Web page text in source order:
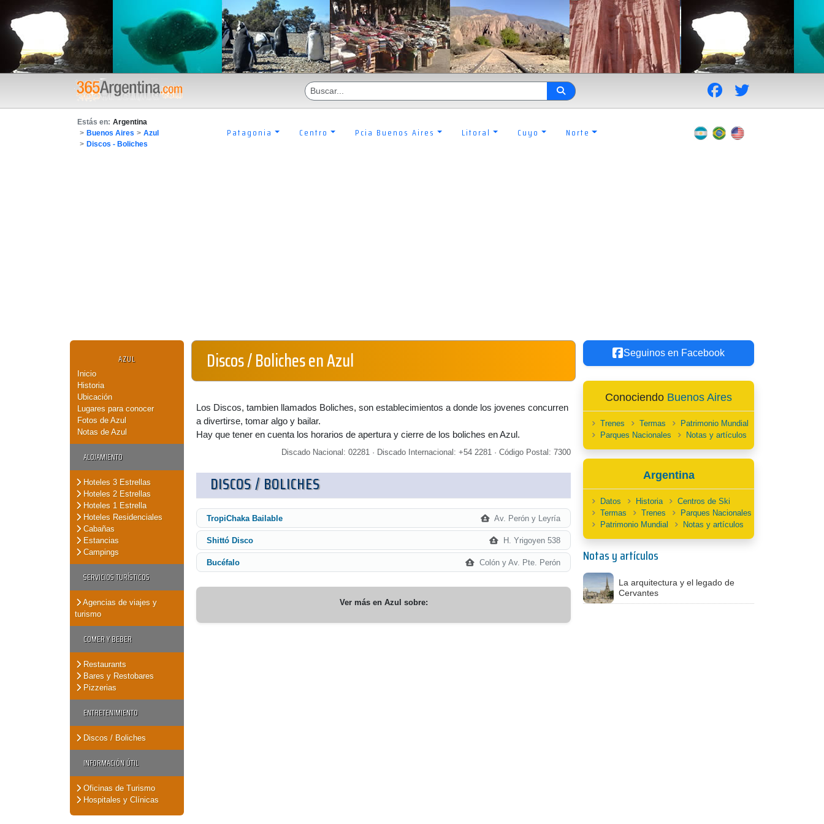
Estás en: Argentina
> Buenos Aires > Azul
> Discos - Boliches
Patagonia Centro Pcia Buenos Aires Litoral Cuyo Norte
AZUL
Inicio
Historia
Ubicación
Lugares para conocer
Fotos de Azul
Notas de Azul
ALOJAMIENTO
Hoteles 3 Estrellas
Hoteles 2 Estrellas
Hoteles 1 Estrella
Hoteles Residenciales
Cabañas
Estancias
Campings
SERVICIOS TURÍSTICOS
Agencias de viajes y
turismo
COMER Y BEBER
Restaurants
Bares y Restobares
Pizzerias
ENTRETENIMIENTO
Discos / Boliches
INFORMACIÓN ÚTIL
Oficinas de Turismo
Hospitales y Clínicas
Discos / Boliches en Azul
Los Discos, tambien llamados Boliches, son establecimientos a donde los jovenes concurren
a divertirse, tomar algo y bailar.
Hay que tener en cuenta los horarios de apertura y cierre de los boliches en Azul.
Discado Nacional: 02281 · Discado Internacional: +54 2281 · Código Postal: 7300
DISCOS / BOLICHES
TropiChaka Bailable Av. Perón y Leyría
Shittó Disco H. Yrigoyen 538
Bucéfalo Colón y Av. Pte. Perón
Ver más en Azul sobre:
Seguinos en Facebook
Conociendo Buenos Aires
Trenes Termas
Patrimonio Mundial
Parques Nacionales
Notas y artículos
Argentina
Datos Historia
Centros de Ski
Termas
Trenes
Parques Nacionales
Patrimonio Mundial
Notas y artículos
Notas y artículos
La arquitectura y el legado de
Cervantes